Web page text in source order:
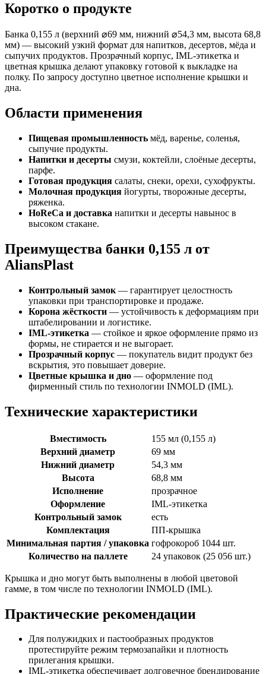
Коротко о продукте
Банка 0,155 л (верхний ⌀69 мм, нижний ⌀54,3 мм, высота 68,8
мм) — высокий узкий формат для напитков, десертов, мёда и
сыпучих продуктов. Прозрачный корпус, IML-этикетка и
цветная крышка делают упаковку готовой к выкладке на
полку. По запросу доступно цветное исполнение крышки и
дна.
Области применения
Пищевая промышленность мёд, варенье, соленья,
сыпучие продукты.
Напитки и десерты смузи, коктейли, слоёные десерты,
парфе.
Готовая продукция салаты, снеки, орехи, сухофрукты.
Молочная продукция йогурты, творожные десерты,
ряженка.
HoReCa и доставка напитки и десерты навынос в
высоком стакане.
Преимущества банки 0,155 л от
AliansPlast
Контрольный замок — гарантирует целостность
упаковки при транспортировке и продаже.
Корона жёсткости — устойчивость к деформациям при
штабелировании и логистике.
IML-этикетка — стойкое и яркое оформление прямо из
формы, не стирается и не выгорает.
Прозрачный корпус — покупатель видит продукт без
вскрытия, это повышает доверие.
Цветные крышка и дно — оформление под
фирменный стиль по технологии INMOLD (IML).
Технические характеристики
Вместимость
155 мл (0,155 л)
Верхний диаметр
69 мм
Нижний диаметр
54,3 мм
Высота
68,8 мм
Исполнение
прозрачное
Оформление
IML-этикетка
Контрольный замок
есть
Комплектация
ПП-крышка
Минимальная партия / упаковка гофрокороб 1044 шт.
Количество на паллете
24 упаковок (25 056 шт.)
Крышка и дно могут быть выполнены в любой цветовой
гамме, в том числе по технологии INMOLD (IML).
Практические рекомендации
Для полужидких и пастообразных продуктов
протестируйте режим термозапайки и плотность
прилегания крышки.
IML-этикетка обеспечивает долговечное брендирование